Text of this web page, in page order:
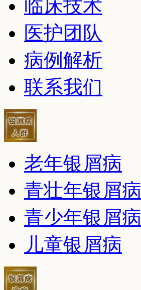
临床技术
医护团队
病例解析
联系我们
老年银屑病
青壮年银屑病
青少年银屑病
儿童银屑病